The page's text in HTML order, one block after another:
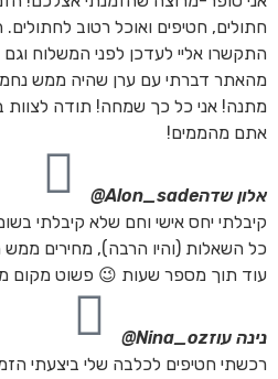
חתולים, חטיפים ואוכל רטוב
התקשרו אליי לעדכן לפני המשלוח וגם
מהאתר דברתי עם ערן שהיה ממש
מתנה! אני כל כך שמחה! תודה לצוות
אתם מהממים!
אלון שדהAlon_sade@
קיבלתי יחס אישי וחם שלא קיבלתי
כל השאלות (והיו הרבה), מחירים
עוד תוך מספר שעות 😉 פשוט מקום
נינה עוזNina_oz@
רכשתי חטיפים לכלבה שלי ביצעתי